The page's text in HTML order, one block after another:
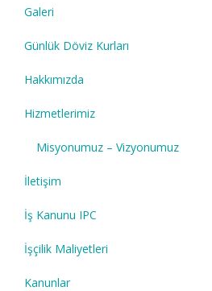
Galeri
Günlük Döviz Kurları
Hakkımızda
Hizmetlerimiz
Misyonumuz – Vizyonumuz
İletişim
İş Kanunu IPC
İşçilik Maliyetleri
Kanunlar